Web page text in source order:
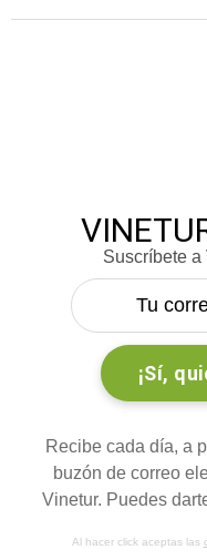
Suscríbete a
Recibe cada día, a
buzón de correo
Vinetur. Puedes
Al hacer click aceptas las